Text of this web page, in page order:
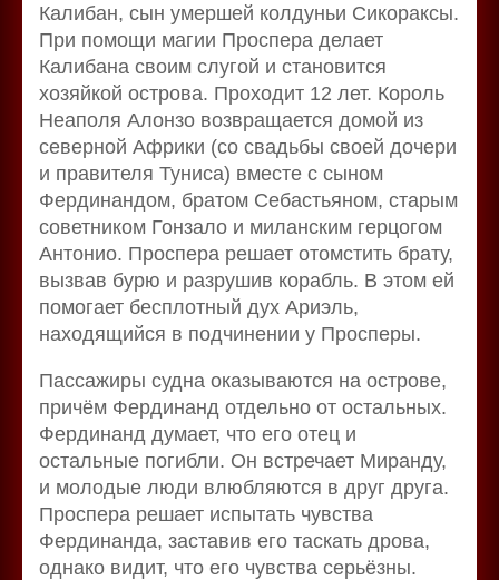
Калибан, сын умершей колдуньи Сикораксы.
При помощи магии Проспера делает
Калибана своим слугой и становится
хозяйкой острова. Проходит 12 лет. Король
Неаполя Алонзо возвращается домой из
северной Африки (со свадьбы своей дочери
и правителя Туниса) вместе с сыном
Фердинандом, братом Себастьяном, старым
советником Гонзало и миланским герцогом
Антонио. Проспера решает отомстить брату,
вызвав бурю и разрушив корабль. В этом ей
помогает бесплотный дух Ариэль,
находящийся в подчинении у Просперы.
Пассажиры судна оказываются на острове,
причём Фердинанд отдельно от остальных.
Фердинанд думает, что его отец и
остальные погибли. Он встречает Миранду,
и молодые люди влюбляются в друг друга.
Проспера решает испытать чувства
Фердинанда, заставив его таскать дрова,
однако видит, что его чувства серьёзны.